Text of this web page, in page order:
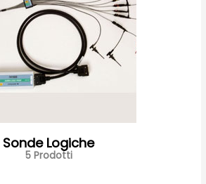
Sonde Logiche
5 Prodotti